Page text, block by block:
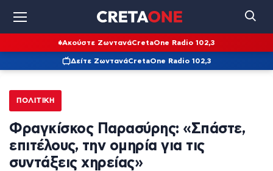
Ακούστε ΖωντανάCretaOne Radio 102,3
Δείτε ΖωντανάCretaOne Radio 102,3
ΠΟΛΙΤΙΚΉ
Φραγκίσκος Παρασύρης: «Σπάστε,
επιτέλους, την ομηρία για τις
συντάξεις χηρείας»